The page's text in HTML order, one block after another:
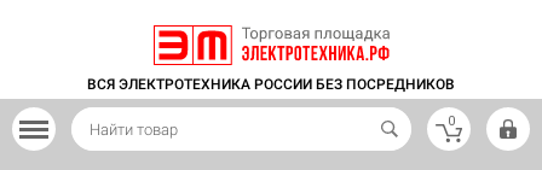
ВСЯ ЭЛЕКТРОТЕХНИКА РОССИИ БЕЗ ПОСРЕДНИКОВ
0